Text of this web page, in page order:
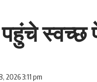
स्वच्छ
2026 3:11 pm